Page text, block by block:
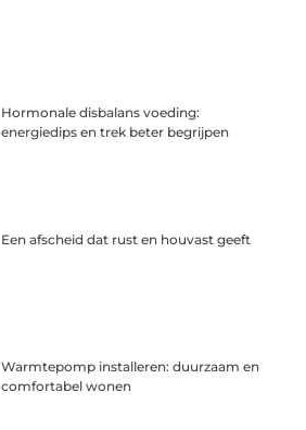
Hormonale disbalans voeding:
energiedips en trek beter begrijpen
Een afscheid dat rust en houvast geeft
Warmtepomp installeren: duurzaam en
comfortabel wonen